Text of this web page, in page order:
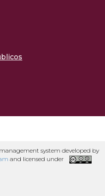
system developed by
and licensed under